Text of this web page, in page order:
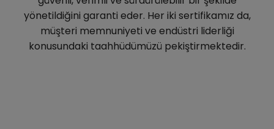
yönetildiğini garanti eder. Her iki sertifikamız da,
müşteri memnuniyeti ve endüstri liderliği
konusundaki taahhüdümüzü pekiştirmektedir.